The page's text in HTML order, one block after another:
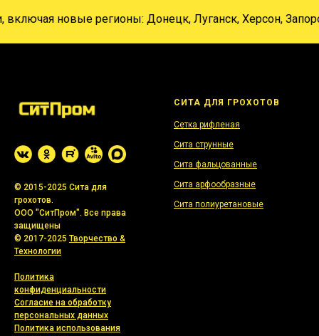
новые регионы: Донецк, Луганск, Херсон,
© 2015-2025 Сита для
грохотов.
ООО "СитПром". Все права
защищены
© 2017-2025 Творчество &
Технологии
Политика
конфиденциальности
Согласие на обработку
персональных данных
Политика использования
СИТА ДЛЯ ГРОХОТОВ
Сетка рифленая
Сита струнные
Сита фальцованные
Сита арфообразные
Сита полиуретановые